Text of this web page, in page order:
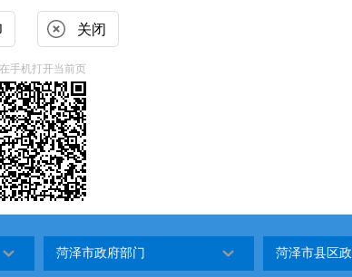
关闭
手机打开当前页
菏泽市政府部门 菏泽市县区